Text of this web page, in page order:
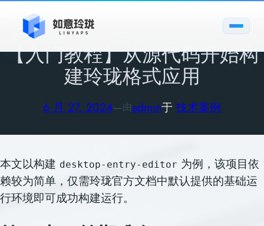
【入门教程】从源代码开始构
建玲珑格式应用
6 月 27, 2024—由admin于 技术案例
本文以构建 desktop-entry-editor 为例，该项目依
赖较为简单，仅需玲珑官方文档中默认提供的基础运
行环境即可成功构建运行。